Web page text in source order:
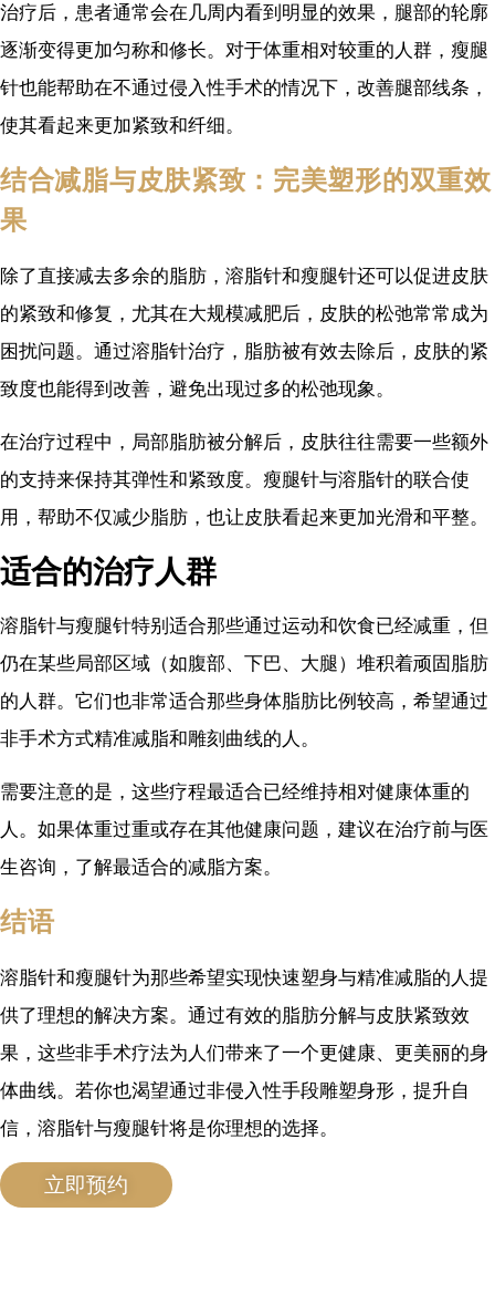
治疗后，患者通常会在几周内看到明显的效果，腿部的轮廓
逐渐变得更加匀称和修长。对于体重相对较重的人群，瘦腿
针也能帮助在不通过侵入性手术的情况下，改善腿部线条，
使其看起来更加紧致和纤细。
结合减脂与皮肤紧致：完美塑形的双重效
果
除了直接减去多余的脂肪，溶脂针和瘦腿针还可以促进皮肤
的紧致和修复，尤其在大规模减肥后，皮肤的松弛常常成为
困扰问题。通过溶脂针治疗，脂肪被有效去除后，皮肤的紧
致度也能得到改善，避免出现过多的松弛现象。
在治疗过程中，局部脂肪被分解后，皮肤往往需要一些额外
的支持来保持其弹性和紧致度。瘦腿针与溶脂针的联合使
用，帮助不仅减少脂肪，也让皮肤看起来更加光滑和平整。
适合的治疗人群
溶脂针与瘦腿针特别适合那些通过运动和饮食已经减重，但
仍在某些局部区域（如腹部、下巴、大腿）堆积着顽固脂肪
的人群。它们也非常适合那些身体脂肪比例较高，希望通过
非手术方式精准减脂和雕刻曲线的人。
需要注意的是，这些疗程最适合已经维持相对健康体重的
人。如果体重过重或存在其他健康问题，建议在治疗前与医
生咨询，了解最适合的减脂方案。
结语
溶脂针和瘦腿针为那些希望实现快速塑身与精准减脂的人提
供了理想的解决方案。通过有效的脂肪分解与皮肤紧致效
果，这些非手术疗法为人们带来了一个更健康、更美丽的身
体曲线。若你也渴望通过非侵入性手段雕塑身形，提升自
信，溶脂针与瘦腿针将是你理想的选择。
立即预约